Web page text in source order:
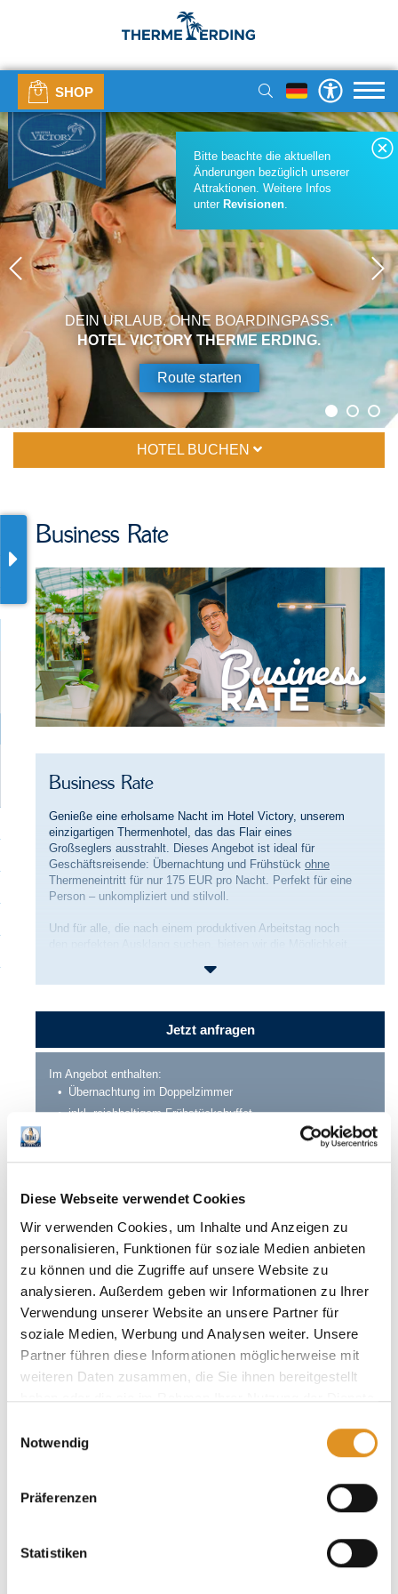
Diese Webseite verwendet Cookies
Wir verwenden Cookies, um Inhalte und Anzeigen zu
personalisieren, Funktionen für soziale Medien anbieten
zu können und die Zugriffe auf unsere Website zu
analysieren. Außerdem geben wir Informationen zu Ihrer
Verwendung unserer Website an unsere Partner für
soziale Medien, Werbung und Analysen weiter. Unsere
Partner führen diese Informationen möglicherweise mit
weiteren Daten zusammen, die Sie ihnen bereitgestellt
haben oder die sie im Rahmen Ihrer Nutzung der Dienste
Cookies, wenn Sie unsere Webseite weiterhin nutzen.
Notwendig
Präferenzen
Statistiken
SHOP
Bitte beachte die aktuellen
Änderungen bezüglich unserer
Attraktionen. Weitere Infos
unter Revisionen.
DEIN URLAUB. OHNE BOARDINGPASS.
HOTEL VICTORY THERME ERDING.
Route starten
HOTEL BUCHEN
Business Rate
Business Rate
Genieße eine erholsame Nacht im Hotel Victory, unserem
einzigartigen Thermenhotel, das das Flair eines
Großseglers ausstrahlt. Dieses Angebot ist ideal für
Geschäftsreisende: Übernachtung und Frühstück ohne
Thermeneintritt für nur 175 EUR pro Nacht. Perfekt für eine
Person – unkompliziert und stilvoll.
Und für alle, die nach einem produktiven Arbeitstag noch
Thermenwelt für Entspannung und Erholung zu nutzen.
reservierung@victory-hotel.de
buchbar.
Jetzt anfragen
Im Angebot enthalten:
Übernachtung im Doppelzimmer
inkl. reichhaltigem Frühstücksbuffet
Jetzt entdecken!